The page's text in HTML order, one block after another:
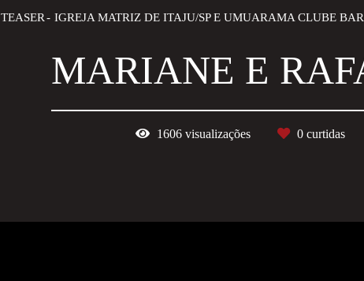
TEASER IGREJA MATRIZ DE ITAJU/SP E UMUARAMA CLUBE
MARIANE E
1606 visualizações 0 curtidas